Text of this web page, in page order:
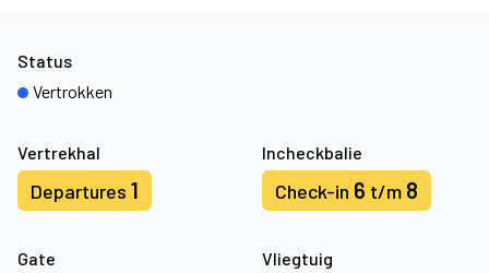
Vertrekhal
Departures 1
Incheckbalie
Check-in 6 t/m 8
Gate
Vliegtuig
Status
Vertrokken